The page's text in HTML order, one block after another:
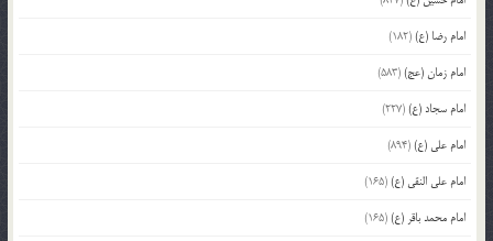
امام رضا (ع)(182)
امام زمان (عج)(583)
امام سجاد (ع)(227)
امام علی (ع)(894)
امام علی النقی (ع)(165)
امام محمد باقر (ع)(165)